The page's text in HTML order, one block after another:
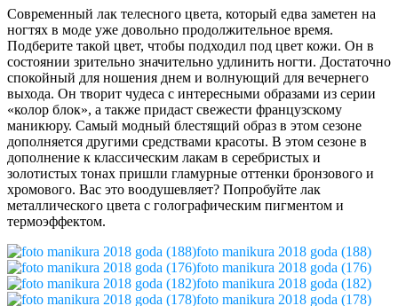
Современный лак телесного цвета, который едва заметен на
ногтях в моде уже довольно продолжительное время.
Подберите такой цвет, чтобы подходил под цвет кожи. Он в
состоянии зрительно значительно удлинить ногти. Достаточно
спокойный для ношения днем и волнующий для вечернего
выхода. Он творит чудеса с интересными образами из серии
«колор блок», а также придаст свежести французскому
маникюру. Самый модный блестящий образ в этом сезоне
дополняется другими средствами красоты. В этом сезоне в
дополнение к классическим лакам в серебристых и
золотистых тонах пришли гламурные оттенки бронзового и
хромового. Вас это воодушевляет? Попробуйте лак
металлического цвета с голографическим пигментом и
термоэффектом.
foto manikura 2018 goda (188)
foto manikura 2018 goda (176)
foto manikura 2018 goda (182)
foto manikura 2018 goda (178)